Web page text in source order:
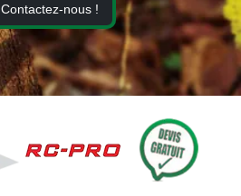
Contactez-nous !